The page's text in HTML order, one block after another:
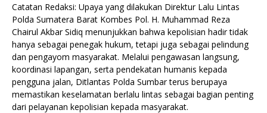
Catatan Redaksi: Upaya yang dilakukan Direktur Lalu Lintas
Polda Sumatera Barat Kombes Pol. H. Muhammad Reza
Chairul Akbar Sidiq menunjukkan bahwa kepolisian hadir tidak
hanya sebagai penegak hukum, tetapi juga sebagai pelindung
dan pengayom masyarakat. Melalui pengawasan langsung,
koordinasi lapangan, serta pendekatan humanis kepada
pengguna jalan, Ditlantas Polda Sumbar terus berupaya
memastikan keselamatan berlalu lintas sebagai bagian penting
dari pelayanan kepolisian kepada masyarakat.